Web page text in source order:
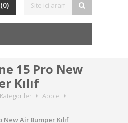
0)
15 Pro New
Kılıf
Apple
New Air Bumper Kılıf